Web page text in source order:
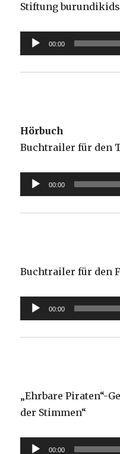
Stiftung
Audio-
Player
00:00
Hörbuch
Buchtrailer für den
Audio-
Player
00:00
Buchtrailer für den
Audio-
Player
00:00
„Ehrbare Piraten“-
der Stimmen“
Audio-00:00